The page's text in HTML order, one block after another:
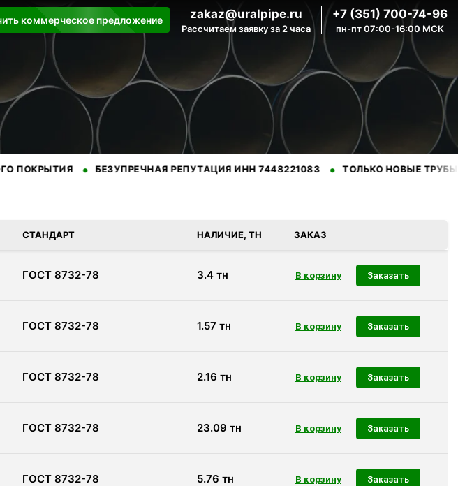
коммерческое предложение zakaz@uralpipe.ru
Рассчитаем заявку за 2 часа
+7 (351) 700-74-96
пн-пт 07:00-16:00 МСК
• БЕЗУПРЕЧНАЯ РЕПУТАЦИЯ ИНН 7448221083 • ТОЛЬКО НОВЫЕ ТРУБЫ •
СТАНДАРТ НАЛИЧИЕ, ТН ЗАКАЗ
ГОСТ 8732-78 3.4тн Заказать
ГОСТ 8732-78 1.57 тн Заказать
ГОСТ 8732-78 2.16 тн Заказать
ГОСТ 8732-78 23.09 тн Заказать
ГОСТ 8732-78 5.76 тн Заказать